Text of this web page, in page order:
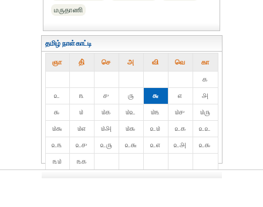
மருதாணி
தமிழ் நாள்காட்டி
ஞா தி் செ அ வி வெ கா
௧
௨
௩ ௪ ௫ ௬ ௭
௮
௯
௰ ௰௧ ௰௨ ௰௩ ௰௪
௰௫
௰௬
௰௭ ௰௮ ௰௯ ௨௰ ௨௧
௨௨
௨௩
௨௪ ௨௫ ௨௬ ௨௭ ௨௮
௨௯
௩௰
௩௧